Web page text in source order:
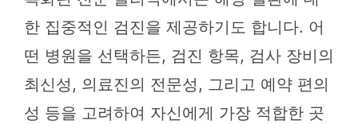
한 집중적인 검진을 제공하기도 합니다. 어
떤 병원을 선택하든, 검진 항목, 검사 장비의
최신성, 의료진의 전문성, 그리고 예약 편의
성 등을 고려하여 자신에게 가장 적합한 곳